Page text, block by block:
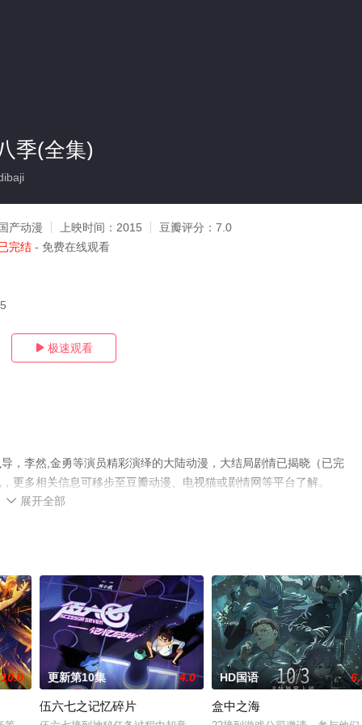
季(全集)
产动漫 上映时间： 2015 豆瓣评分： 7.0
完结 - 免费在线观看
 极速观看
，李然,金勇等演员精彩演绎的大陆动漫，大结局剧情已揭晓（已完
更多相关信息可移步至豆瓣动漫、电视猫或剧情网等平台了解。
 展开全部
10.0 更新第10集 4.0
伍六七之记忆碎片
HD国语
盒中之海